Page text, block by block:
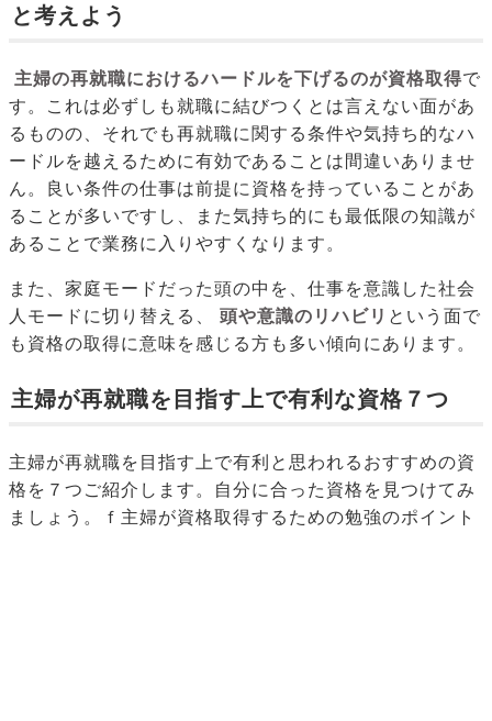
と考えよう
主婦の再就職におけるハードルを下げるのが資格取得で
す。これは必ずしも就職に結びつくとは言えない面があ
るものの、それでも再就職に関する条件や気持ち的なハ
ードルを越えるために有効であることは間違いありませ
ん。良い条件の仕事は前提に資格を持っていることがあ
ることが多いですし、また気持ち的にも最低限の知識が
あることで業務に入りやすくなります。
また、家庭モードだった頭の中を、仕事を意識した社会
人モードに切り替える、
頭や意識のリハビリ という面で
も資格の取得に意味を感じる方も多い傾向にあります。
主婦が再就職を目指す上で有利な資格７つ
主婦が再就職を目指す上で有利と思われるおすすめの資
格を７つご紹介します。自分に合った資格を見つけてみ
ましょう。ｆ主婦が資格取得するための勉強のポイント